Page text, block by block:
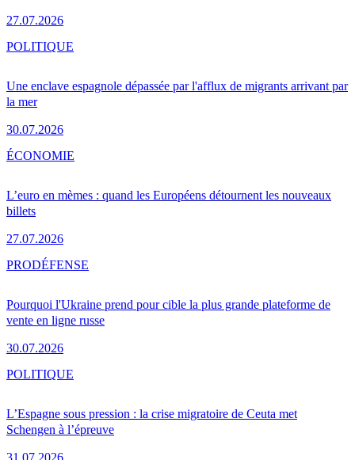
27.07.2026
Une enclave espagnole dépassée par l'afflux de migrants arrivant par
la mer
30.07.2026
POLITIQUE
L’euro en mèmes : quand les Européens détournent les nouveaux
billets
27.07.2026
ÉCONOMIE
Pourquoi l'Ukraine prend pour cible la plus grande plateforme de
vente en ligne russe
30.07.2026
PRODÉFENSE
L’Espagne sous pression : la crise migratoire de Ceuta met
Schengen à l’épreuve
31.07.2026
POLITIQUE